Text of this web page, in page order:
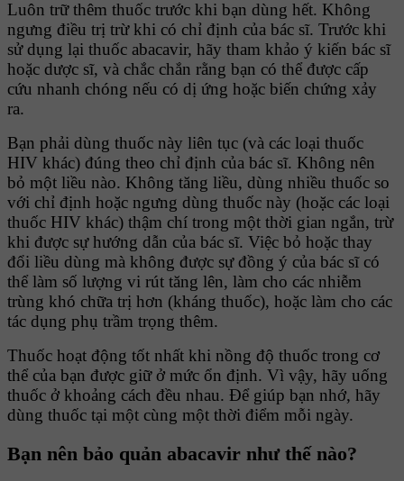
Luôn trữ thêm thuốc trước khi bạn dùng hết. Không
ngưng điều trị trừ khi có chỉ định của bác sĩ. Trước khi
sử dụng lại thuốc abacavir, hãy tham khảo ý kiến bác sĩ
hoặc dược sĩ, và chắc chắn rằng bạn có thể được cấp
cứu nhanh chóng nếu có dị ứng hoặc biến chứng xảy
ra.
Bạn phải dùng thuốc này liên tục (và các loại thuốc
HIV khác) đúng theo chỉ định của bác sĩ. Không nên
bỏ một liều nào. Không tăng liều, dùng nhiều thuốc so
với chỉ định hoặc ngưng dùng thuốc này (hoặc các loại
thuốc HIV khác) thậm chí trong một thời gian ngắn, trừ
khi được sự hướng dẫn của bác sĩ. Việc bỏ hoặc thay
đổi liều dùng mà không được sự đồng ý của bác sĩ có
thể làm số lượng vi rút tăng lên, làm cho các nhiễm
trùng khó chữa trị hơn (kháng thuốc), hoặc làm cho các
tác dụng phụ trầm trọng thêm.
Thuốc hoạt động tốt nhất khi nồng độ thuốc trong cơ
thể của bạn được giữ ở mức ổn định. Vì vậy, hãy uống
thuốc ở khoảng cách đều nhau. Để giúp bạn nhớ, hãy
dùng thuốc tại một cùng một thời điểm mỗi ngày.
Bạn nên bảo quản abacavir như thế nào?